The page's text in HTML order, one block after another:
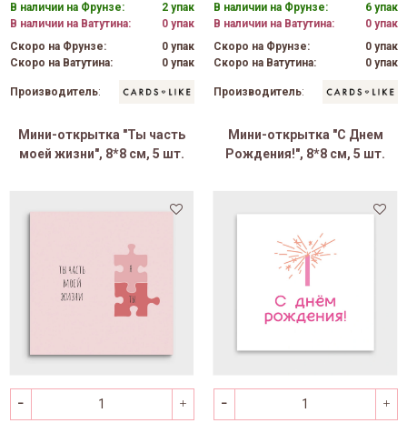
В наличии на Фрунзе:
2 упак
В наличии на Ватутина:
0 упак
Скоро на Фрунзе:
0 упак
Скоро на Ватутина:
0 упак
Производитель:
В наличии на Фрунзе:
6 упак
В наличии на Ватутина:
0 упак
Скоро на Фрунзе:
0 упак
Скоро на Ватутина:
0 упак
Производитель:
Мини-открытка "Ты часть
моей жизни", 8*8 см, 5 шт.
Мини-открытка "С Днем
Рождения!", 8*8 см, 5 шт.